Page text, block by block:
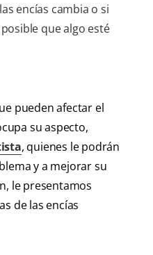
encías cambia o si
que algo esté
pueden afectar el
su aspecto,
, quienes le podrán
y a mejorar su
le presentamos
de las encías